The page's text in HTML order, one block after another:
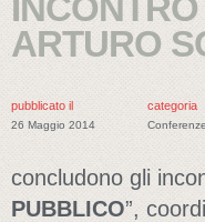
ARTURO
pubblicato il
26 Maggio 2014
categoria
Conferenze
concludono gli
PUBBLICO”,